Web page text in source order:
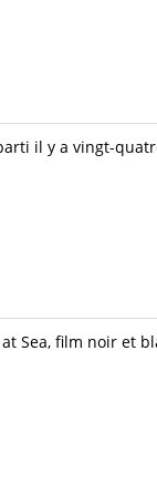
il y a vingt-
Sea, film noir et